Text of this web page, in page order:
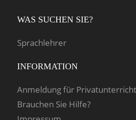
WAS SUCHEN SIE?
Sprachlehrer
INFORMATION
Anmeldung für Privatunterricht
Brauchen Sie Hilfe?